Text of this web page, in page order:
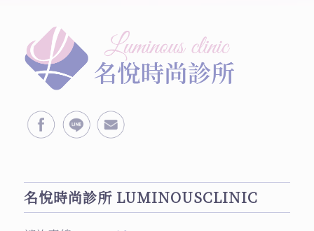
名悅時尚診所 LUMINOUSCLINIC